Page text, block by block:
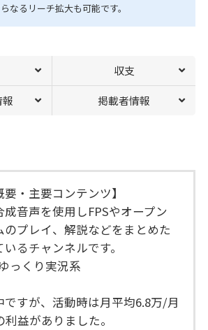
なるリーチ拡大も可能です。
収支
掲載者情報
要・主要コンテンツ】
音声を使用しFPSやオープン
のプレイ、解説などをまとめた
るチャンネルです。
っくり実況系
すが、活動時は月平均6.8万/月
益がありました。